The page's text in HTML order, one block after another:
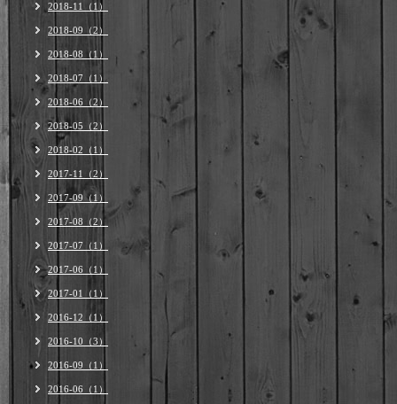
2018-11（1）
2018-09（2）
2018-08（1）
2018-07（1）
2018-06（2）
2018-05（2）
2018-02（1）
2017-11（2）
2017-09（1）
2017-08（2）
2017-07（1）
2017-06（1）
2017-01（1）
2016-12（1）
2016-10（3）
2016-09（1）
2016-06（1）